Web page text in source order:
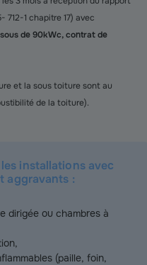
712-1 chapitre 17) avec
de 90kWc, contrat de
et la sous toiture sont au
de la toiture).
installations avec
aggravants :
dirigée ou chambres à
(paille, foin,